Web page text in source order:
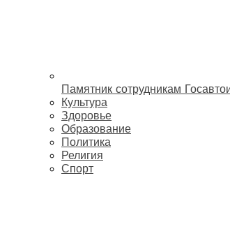
Памятник сотрудникам
Культура
Здоровье
Образование
Политика
Религия
Спорт